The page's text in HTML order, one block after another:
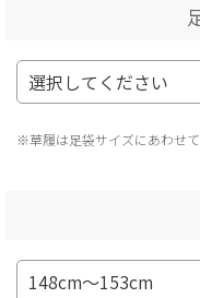
※草履は足袋サイズにあわせて